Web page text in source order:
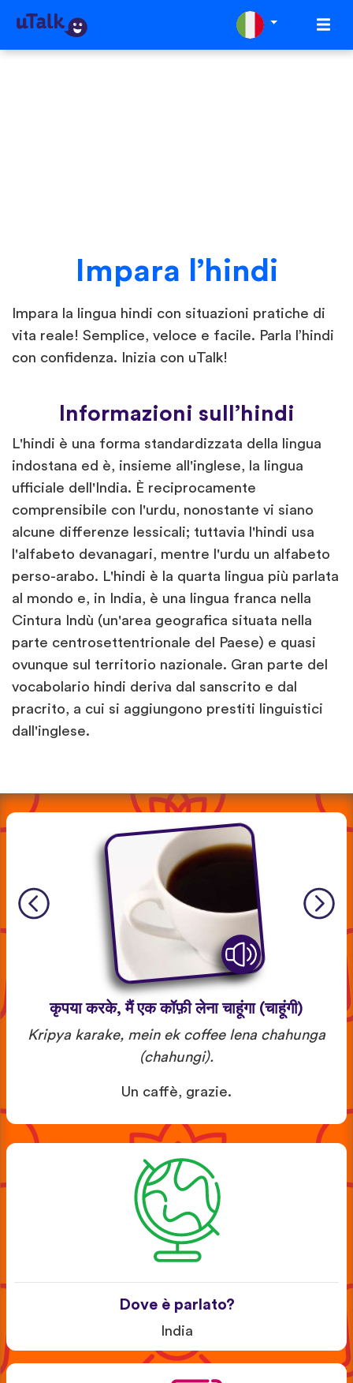
Impara l’hindi
Impara la lingua hindi con situazioni pratiche di
vita reale! Semplice, veloce e facile. Parla l’hindi
con confidenza. Inizia con uTalk!
Informazioni sull’hindi
L'hindi è una forma standardizzata della lingua
indostana ed è, insieme all'inglese, la lingua
ufficiale dell'India. È reciprocamente
comprensibile con l'urdu, nonostante vi siano
alcune differenze lessicali; tuttavia l'hindi usa
l'alfabeto devanagari, mentre l'urdu un alfabeto
perso-arabo. L'hindi è la quarta lingua più parlata
al mondo e, in India, è una lingua franca nella
Cintura Indù (un'area geografica situata nella
parte centrosettentrionale del Paese) e quasi
ovunque sul territorio nazionale. Gran parte del
vocabolario hindi deriva dal sanscrito e dal
pracrito, a cui si aggiungono prestiti linguistici
dall'inglese.
कृपया करके, मैं एक कॉफ़ी लेना चाहूंगा (चाहूंगी)
Kripya karake, mein ek coffee lena chahunga
(chahungi).
Un caffè, grazie.
Dove è parlato?
India